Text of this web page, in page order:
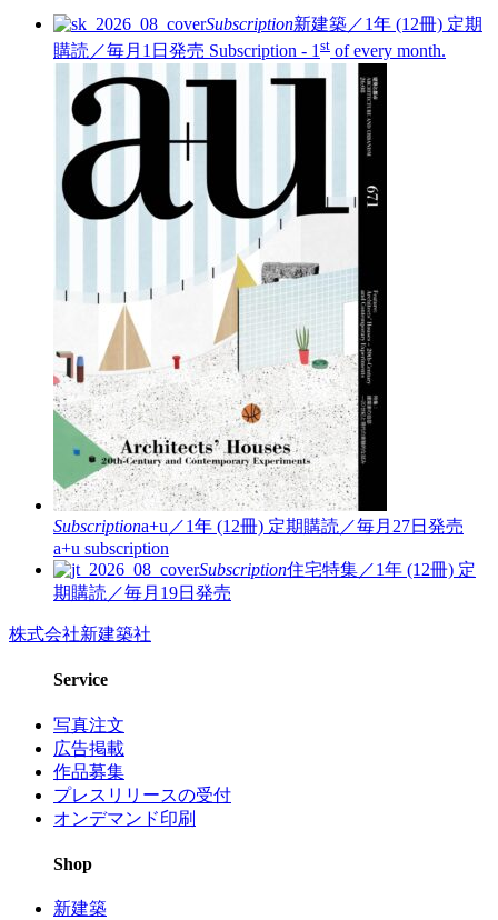
Subscription新建築／1年 (12冊) 定期
購読／毎月1日発売 Subscription - 1 st of every month.
Subscriptiona+u／1年 (12冊) 定期購読／毎月27日発売
a+u subscription
Subscription住宅特集／1年 (12冊) 定
期購読／毎月19日発売
株式会社新建築社
Service
写真注文
広告掲載
作品募集
プレスリリースの受付
オンデマンド印刷
Shop
新建築